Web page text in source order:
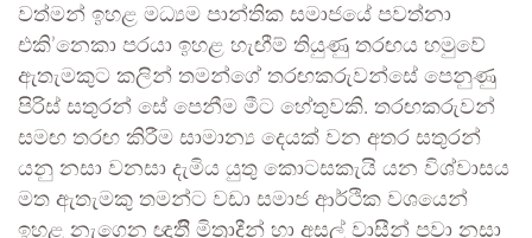
වත්මන් ඉහළ මධ්‍යම පාන්තික සමාජයේ පවත්නා
එකි’නෙකා පරයා ඉහළ හැඟීම් තියුණු තරඟය හමුවේ
ඇතැමකුට කලින් තමන්ගේ තරඟකරුවන්සේ පෙනුණු
පිරිස් සතුරන් සේ පෙනීම මීට හේතුවකි. තරඟකරුවන්
සමඟ තරඟ කිරීම සාමාන්‍ය දෙයක් වන අතර සතුරන්
යනු නසා වනසා දැමිය යුතු කොටසකැයි යන විශ්වාසය
මත ඇතැමකු තමන්ට වඩා සමාජ ආර්ථික වශයෙන්
ඉහළ නැගෙන ඥාතිී මිත්‍රාදීන් හා අසල් වාසීන් පවා නසා